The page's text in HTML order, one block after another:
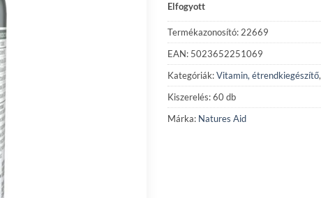
Elfogyott
Termékazonosító: 22669
EAN: 5023652251069
Kategóriák:Vitamin, étrendkiegészítő,
Kiszerelés: 60 db
Márka: Natures Aid